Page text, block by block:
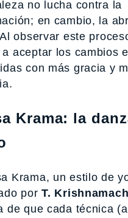
no lucha contra la
en cambio, la
observar este
aceptar los cambios
con más gracia y
Krama: la
Krama, un estilo de
porT.
de que cada técnica